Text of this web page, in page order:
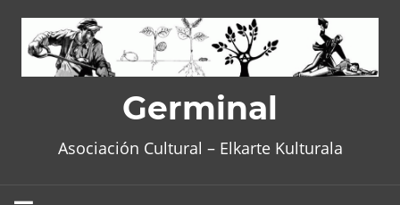
content
Germinal
Asociación Cultural – Elkarte Kulturala